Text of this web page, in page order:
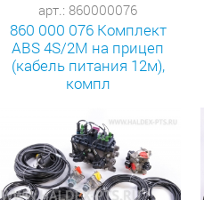
арт.: 860000076
860 000 076 Комплект
ABS 4S/2M на прицеп
(кабель питания 12м),
компл